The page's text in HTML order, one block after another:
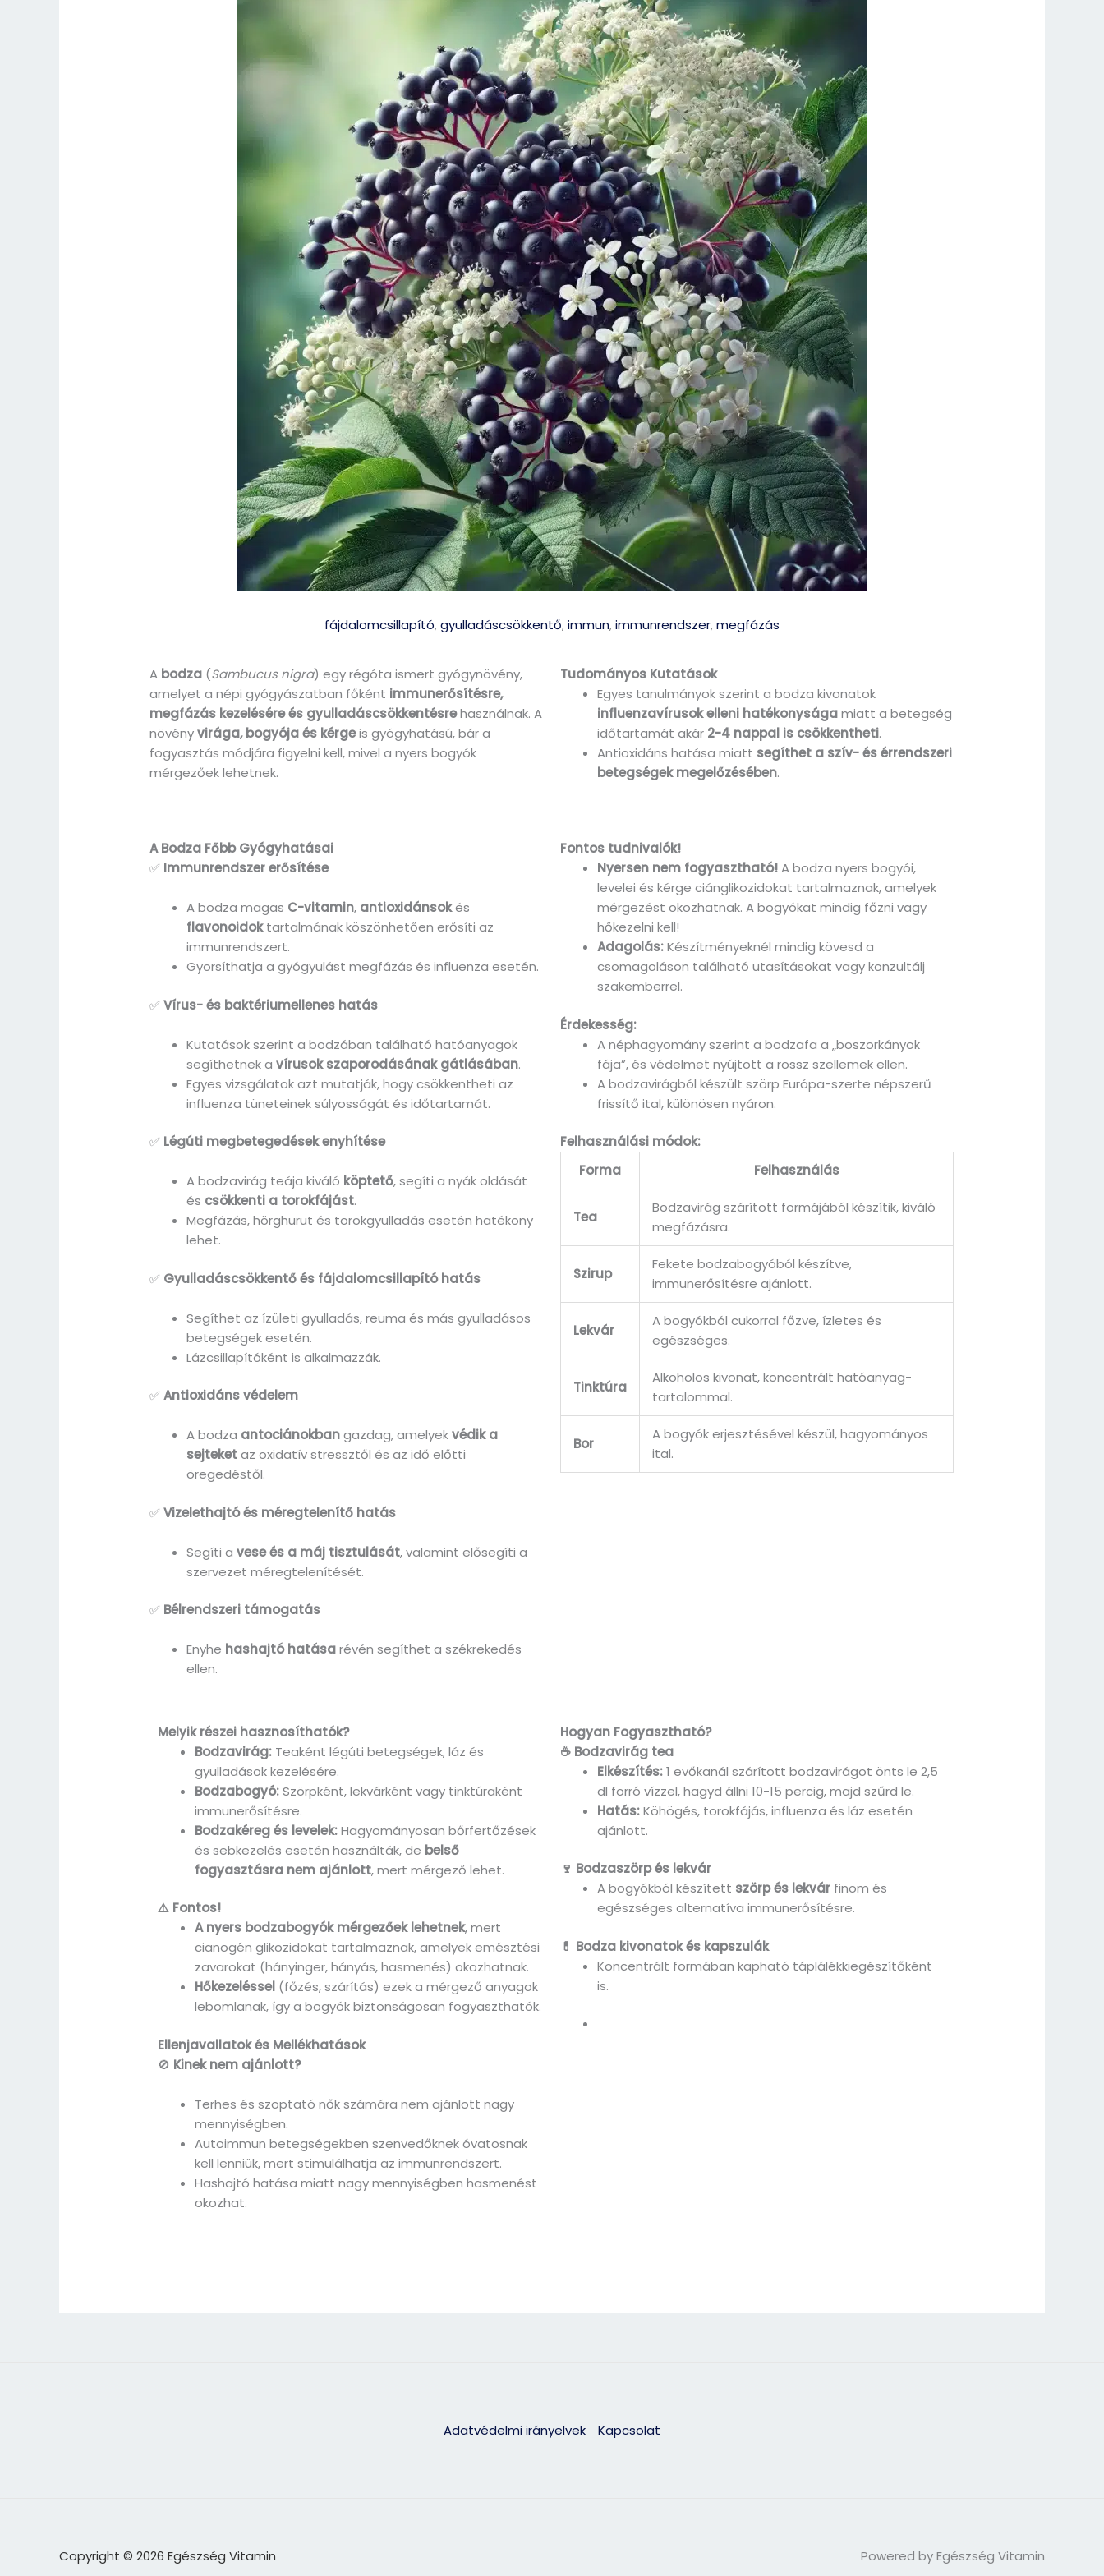
fájdalomcsillapító,gyulladáscsökkentő,immun,immunrendszer,megfázás
A bodza (Sambucus nigra) egy régóta ismert gyógynövény,
amelyet a népi gyógyászatban főként immunerősítésre,
megfázás kezelésére és gyulladáscsökkentésrehasználnak. A
növényvirága, bogyója és kérgeis gyógyhatású, bár a
fogyasztás módjára figyelni kell, mivel a nyers bogyók
mérgezőek lehetnek.
Tudományos Kutatások
Egyes tanulmányok szerint a bodza kivonatok
influenzavírusok elleni hatékonyságamiatt a betegség
időtartamát akár 2-4 nappal is csökkentheti.
Antioxidáns hatása miatt segíthet a szív- és érrendszeri
betegségek megelőzésében.
A Bodza Főbb Gyógyhatásai
✅ Immunrendszer erősítése
A bodza magas C-vitamin, antioxidánsokés
flavonoidoktartalmának köszönhetően erősíti az
immunrendszert.
Gyorsíthatja a gyógyulást megfázás és influenza esetén.
✅Vírus- és baktériumellenes hatás
Kutatások szerint a bodzában található hatóanyagok
segíthetnek avírusok szaporodásának gátlásában.
Egyes vizsgálatok azt mutatják, hogy csökkentheti az
influenza tüneteinek súlyosságát és időtartamát.
✅ Légúti megbetegedések enyhítése
A bodzavirág teája kiváló köptető, segíti a nyák oldását
és csökkenti a torokfájást.
Megfázás, hörghurut és torokgyulladás esetén hatékony
lehet.
✅ Gyulladáscsökkentő és fájdalomcsillapító hatás
Segíthet az ízületi gyulladás, reuma és más gyulladásos
betegségek esetén.
Lázcsillapítóként is alkalmazzák.
✅Antioxidáns védelem
A bodza antociánokbangazdag, amelyekvédik a
sejteketaz oxidatív stressztől és az idő előtti
öregedéstől.
✅Vizelethajtó és méregtelenítő hatás
Segíti avese és a máj tisztulását, valamint elősegíti a
szervezet méregtelenítését.
✅ Bélrendszeri támogatás
Enyhe hashajtó hatásarévén segíthet a székrekedés
ellen.
Fontos tudnivalók!
Nyersen nem fogyasztható!A bodza nyers bogyói,
levelei és kérge ciánglikozidokat tartalmaznak, amelyek
mérgezést okozhatnak. A bogyókat mindig főzni vagy
hőkezelni kell!
Adagolás:Készítményeknél mindig kövesd a
csomagoláson található utasításokat vagy konzultálj
szakemberrel.
Érdekesség:
A néphagyomány szerint a bodzafa a „boszorkányok
fája”, és védelmet nyújtott a rossz szellemek ellen.
A bodzavirágból készült szörp Európa-szerte népszerű
frissítő ital, különösen nyáron.
Felhasználási módok:
Forma
Felhasználás
Tea
Bodzavirág szárított formájából készítik, kiváló
megfázásra.
Szirup
Fekete bodzabogyóból készítve,
immunerősítésre ajánlott.
Lekvár
A bogyókból cukorral főzve, ízletes és
egészséges.
Tinktúra
Alkoholos kivonat, koncentrált hatóanyag-
tartalommal.
Bor
A bogyók erjesztésével készül, hagyományos
ital.
Melyik részei hasznosíthatók?
Bodzavirág: Teaként légúti betegségek, láz és
gyulladások kezelésére.
Bodzabogyó:Szörpként, lekvárként vagy tinktúraként
immunerősítésre.
Bodzakéreg és levelek:Hagyományosan bőrfertőzések
és sebkezelés esetén használták, de belső
fogyasztásra nem ajánlott, mert mérgező lehet.
⚠️ Fontos!
A nyers bodzabogyók mérgezőek lehetnek, mert
cianogén glikozidokat tartalmaznak, amelyek emésztési
zavarokat (hányinger, hányás, hasmenés) okozhatnak.
Hőkezeléssel (főzés, szárítás) ezek a mérgező anyagok
lebomlanak, így a bogyók biztonságosan fogyaszthatók.
Ellenjavallatok és Mellékhatások
🚫 Kinek nem ajánlott?
Terhes és szoptató nők számára nem ajánlott nagy
mennyiségben.
Autoimmun betegségekben szenvedőknek óvatosnak
kell lenniük, mert stimulálhatja az immunrendszert.
Hashajtó hatása miatt nagy mennyiségben hasmenést
okozhat.
Hogyan Fogyasztható?
☕ Bodzavirág tea
Elkészítés:1 evőkanál szárított bodzavirágot önts le 2,5
dl forró vízzel, hagyd állni 10-15 percig, majd szűrd le.
Hatás:Köhögés, torokfájás, influenza és láz esetén
ajánlott.
🍷 Bodzaszörp és lekvár
A bogyókból készített szörp és lekvár finom és
egészséges alternatíva immunerősítésre.
💊 Bodza kivonatok és kapszulák
Koncentrált formában kapható táplálékkiegészítőként
is.
Adatvédelmi irányelvek Kapcsolat
Copyright © 2026 Egészség Vitamin Powered by Egészség Vitamin